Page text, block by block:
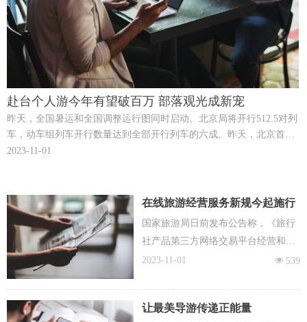
赴台个人游今年有望破百万 部落观光成新宠
昨天，全国暑运和全国调整运行图同时启动。北京局将开行512.5对列
车，动车组列车开行数量达到全部开行列车的六成。昨天，北京首次
开行去往厦门的高铁，耗时只有13小时。同时，为了方便旅客出行，
2023-11-01
在线旅游经营服务新规今起施行
黑户难立足
国家旅游局日前发布公告称，《旅行
社产品第三方网络交易平台经营和服
务要求》、《旅行社服务网点服务要
在线旅游经营服务首次作出的规范，
넶 539
2023-11-01
让最美导游传递正能量